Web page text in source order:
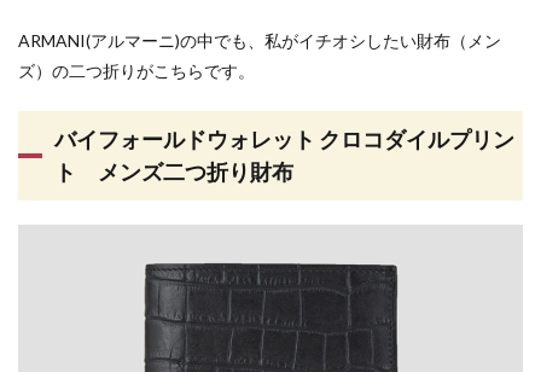
ARMANI(アルマーニ)の中でも、私がイチオシしたい財布（メン
ズ）の二つ折りがこちらです。
バイフォールドウォレット クロコダイルプリン
ト メンズ二つ折り財布